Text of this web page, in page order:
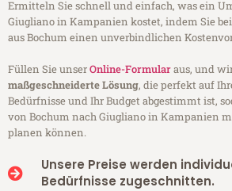
Ermitteln Sie schnell und einfach, was ein
Giugliano in Kampanien kostet, indem Sie
aus Bochum einen unverbindlichen
Füllen Sie unserOnline-Formularaus, und
maßgeschneiderte Lösung, die perfekt auf
Bedürfnisse und Ihr Budget abgestimmt ist,
von Bochum nach Giugliano in Kampanien
planen können.
Unsere Preise werden
Bedürfnisse zugeschnitten.